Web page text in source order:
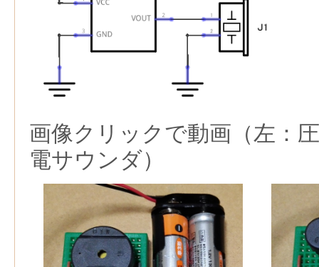
画像クリックで動画（左：
電サウンダ）